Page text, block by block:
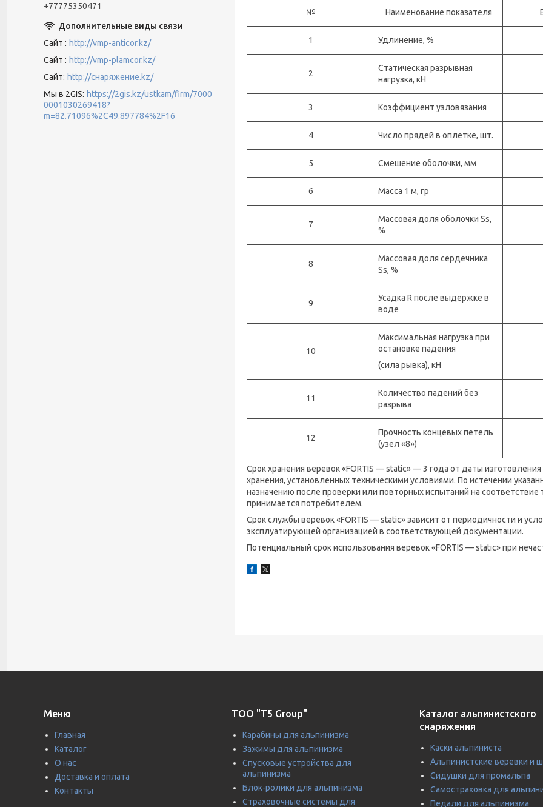
№ Наименование показателя
1 Удлинение, %
2
Статическая разрывная
нагрузка, кН
3 Коэффициент узловязания
4 Число прядей в оплетке, шт.
5 Смешение оболочки, мм
6 Масса 1 м, гр
7
Массовая доля оболочки Ss,
%
8
Массовая доля сердечника
Ss, %
9
Усадка R после выдержке в
воде
10
Максимальная нагрузка при
остановке падения
(сила рывка), кН
11
Количество падений без
разрыва
12
Прочность концевых петель
(узел «8»)
Срок хранения веревок «FORTIS — static» — 3 года от даты
хранения, установленных техническими условиями. По истечении
назначению после проверки или повторных испытаний на
принимается потребителем.
Срок службы веревок «FORTIS — static» зависит от периодичности и
эксплуатирующей организацией в соответствующей документации.
Потенциальный срок использования веревок «FORTIS — static» при
+77775350471
Сайт
http://vmp-anticor.kz/
Сайт
http://vmp-plamcor.kz/
Сайт
http://снаряжение.kz/
Мы в 2GIS
https://2gis.kz/ustkam/firm/7000
0001030269418?
m=82.71096%2C49.897784%2F16
Меню
Главная
Каталог
О нас
Доставка и оплата
Контакты
ТОО "T5 Group"
Карабины для альпинизма
Зажимы для альпинизма
Спусковые устройства для
альпинизма
Блок-ролики для альпинизма
Страховочные системы для
Каталог альпинистского
снаряжения
Каски альпиниста
Альпинистские веревки и
Сидушки для промальпа
Самостраховка для
Педали для альпинизма